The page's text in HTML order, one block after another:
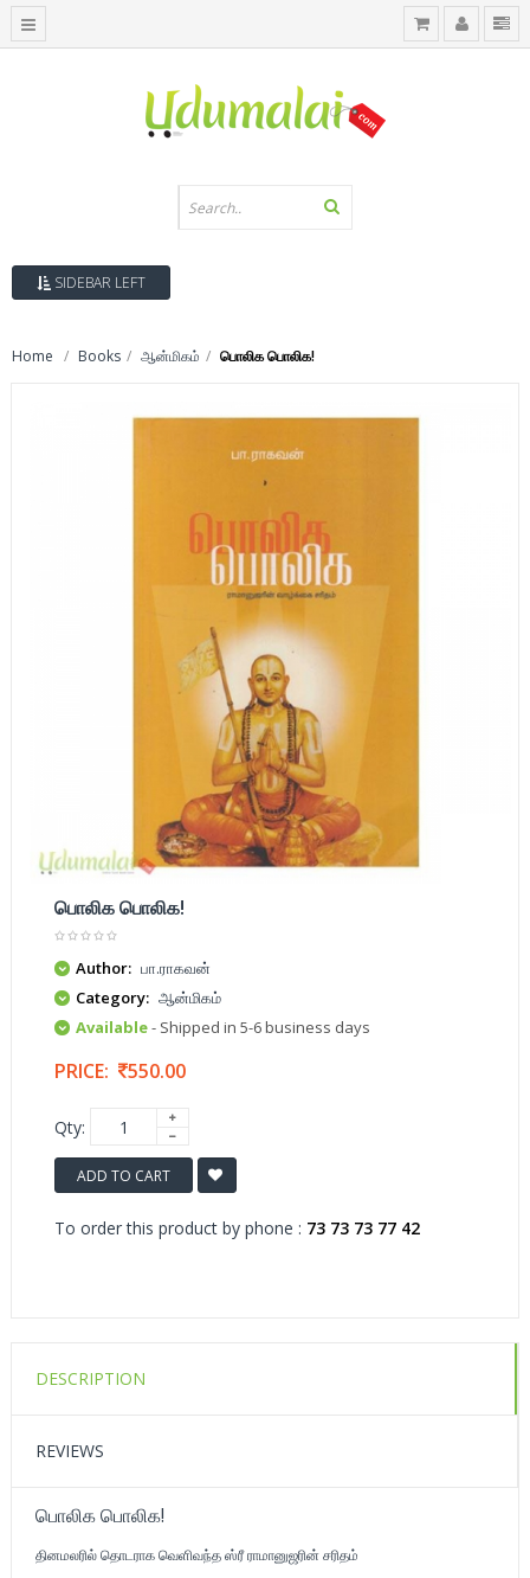
SIDEBAR LEFT
Home Books ஆன்மிகம் பொலிக பொலிக!
பொலிக பொலிக!
Author: பா.ராகவன்
Category: ஆன்மிகம்
Available- Shipped in 5-6 business days
PRICE: 550.00
Qty:
ADD TO CART
To order this product by phone : 73 73 73 77 42
DESCRIPTION
REVIEWS
பொலிக பொலிக!
தினமலரில் தொடராக வெளிவந்த ஸ்ரீ ராமானுஜரின் சரிதம்